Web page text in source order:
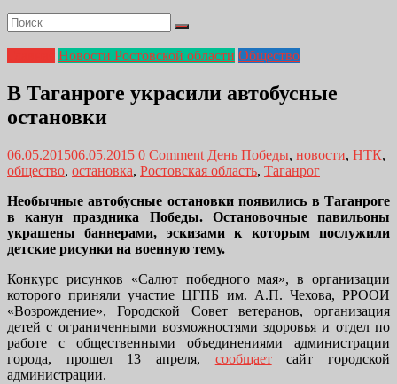
Новости Ростовской области Общество
В Таганроге украсили автобусные
остановки
06.05.201506.05.2015 0 Comment День Победы, новости, НТК,
общество, остановка, Ростовская область, Таганрог
Необычные автобусные остановки появились в Таганроге
в канун праздника Победы. Остановочные павильоны
украшены баннерами, эскизами к которым послужили
детские рисунки на военную тему.
Конкурс рисунков «Салют победного мая», в организации
которого приняли участие ЦГПБ им. А.П. Чехова, РРООИ
«Возрождение», Городской Совет ветеранов, организация
детей с ограниченными возможностями здоровья и отдел по
работе с общественными объединениями администрации
города, прошел 13 апреля, сообщаетсайт городской
администрации.